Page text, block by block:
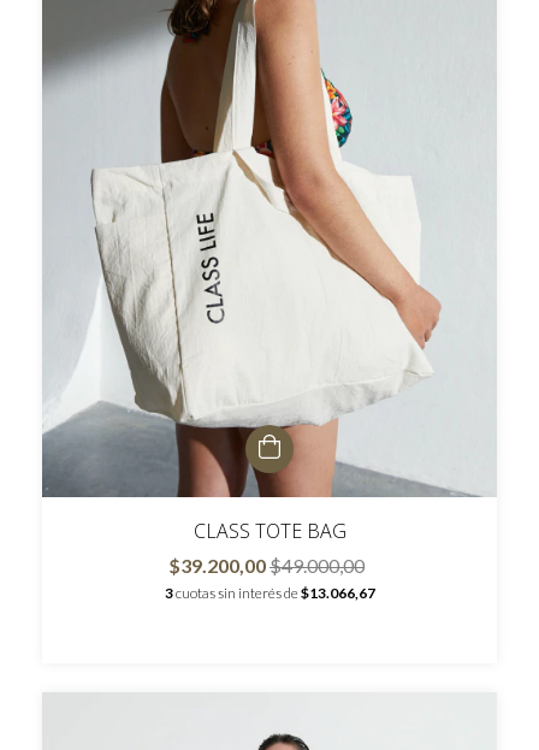
CLASS TOTE BAG
$39.200,00$49.000,00
3cuotas sin interés de$13.066,67